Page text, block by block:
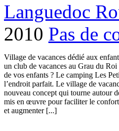
Languedoc
2010 Pas de
Village de vacances dédié aux
un club de vacances au Grau du Roi
de vos enfants ? Le camping Les
l’endroit parfait. Le village de
nouveau concept qui tourne autour
mis en œuvre pour faciliter le confort
et augmenter [...]